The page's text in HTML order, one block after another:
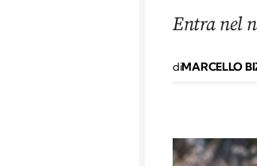
Entra nel
diMARCELLO